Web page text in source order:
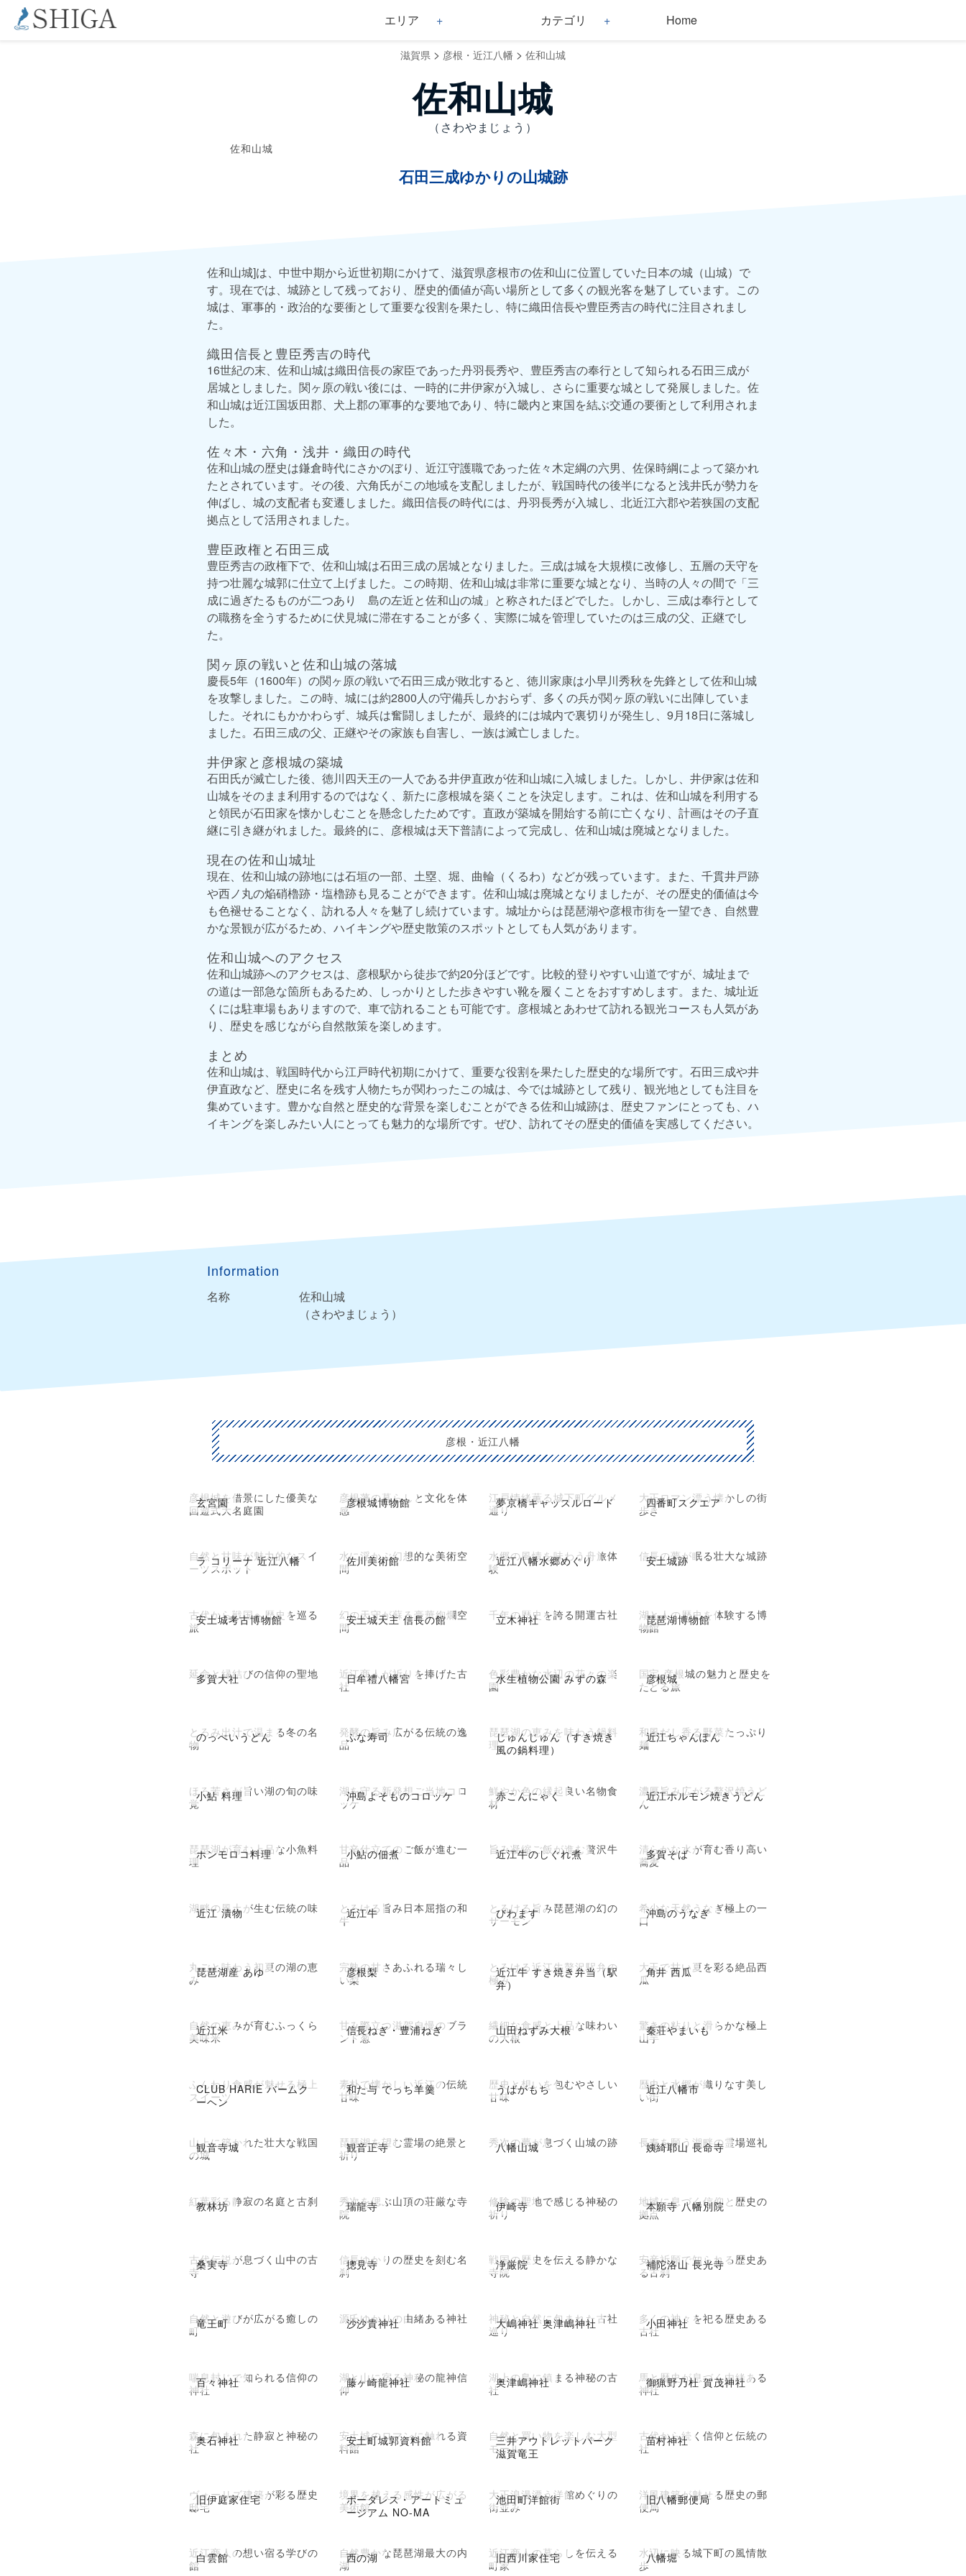
エリア カテゴリ Home
滋賀県 > 彦根・近江八幡 > 佐和山城
佐和山城
（さわやまじょう）
佐和山城
石田三成ゆかりの山城跡
佐和山城]は、中世中期から近世初期にかけて、滋賀県彦根市の佐和山に位置していた日本の城（山城）で
す。現在では、城跡として残っており、歴史的価値が高い場所として多くの観光客を魅了しています。この
城は、軍事的・政治的な要衝として重要な役割を果たし、特に織田信長や豊臣秀吉の時代に注目されまし
た。
織田信長と豊臣秀吉の時代
16世紀の末、佐和山城は織田信長の家臣であった丹羽長秀や、豊臣秀吉の奉行として知られる石田三成が
居城としました。関ヶ原の戦い後には、一時的に井伊家が入城し、さらに重要な城として発展しました。佐
和山城は近江国坂田郡、犬上郡の軍事的な要地であり、特に畿内と東国を結ぶ交通の要衝として利用されま
した。
佐々木・六角・浅井・織田の時代
佐和山城の歴史は鎌倉時代にさかのぼり、近江守護職であった佐々木定綱の六男、佐保時綱によって築かれ
たとされています。その後、六角氏がこの地域を支配しましたが、戦国時代の後半になると浅井氏が勢力を
伸ばし、城の支配者も変遷しました。織田信長の時代には、丹羽長秀が入城し、北近江六郡や若狭国の支配
拠点として活用されました。
豊臣政権と石田三成
豊臣秀吉の政権下で、佐和山城は石田三成の居城となりました。三成は城を大規模に改修し、五層の天守を
持つ壮麗な城郭に仕立て上げました。この時期、佐和山城は非常に重要な城となり、当時の人々の間で「三
成に過ぎたるものが二つあり 島の左近と佐和山の城」と称されたほどでした。しかし、三成は奉行として
の職務を全うするために伏見城に滞在することが多く、実際に城を管理していたのは三成の父、正継でし
た。
関ヶ原の戦いと佐和山城の落城
慶長5年（1600年）の関ヶ原の戦いで石田三成が敗北すると、徳川家康は小早川秀秋を先鋒として佐和山城
を攻撃しました。この時、城には約2800人の守備兵しかおらず、多くの兵が関ヶ原の戦いに出陣していま
した。それにもかかわらず、城兵は奮闘しましたが、最終的には城内で裏切りが発生し、9月18日に落城し
ました。石田三成の父、正継やその家族も自害し、一族は滅亡しました。
井伊家と彦根城の築城
石田氏が滅亡した後、徳川四天王の一人である井伊直政が佐和山城に入城しました。しかし、井伊家は佐和
山城をそのまま利用するのではなく、新たに彦根城を築くことを決定します。これは、佐和山城を利用する
と領民が石田家を懐かしむことを懸念したためです。直政が築城を開始する前に亡くなり、計画はその子直
継に引き継がれました。最終的に、彦根城は天下普請によって完成し、佐和山城は廃城となりました。
現在の佐和山城址
現在、佐和山城の跡地には石垣の一部、土塁、堀、曲輪（くるわ）などが残っています。また、千貫井戸跡
や西ノ丸の焔硝櫓跡・塩櫓跡も見ることができます。佐和山城は廃城となりましたが、その歴史的価値は今
も色褪せることなく、訪れる人々を魅了し続けています。城址からは琵琶湖や彦根市街を一望でき、自然豊
かな景観が広がるため、ハイキングや歴史散策のスポットとしても人気があります。
佐和山城へのアクセス
佐和山城跡へのアクセスは、彦根駅から徒歩で約20分ほどです。比較的登りやすい山道ですが、城址まで
の道は一部急な箇所もあるため、しっかりとした歩きやすい靴を履くことをおすすめします。また、城址近
くには駐車場もありますので、車で訪れることも可能です。彦根城とあわせて訪れる観光コースも人気があ
り、歴史を感じながら自然散策を楽しめます。
まとめ
佐和山城は、戦国時代から江戸時代初期にかけて、重要な役割を果たした歴史的な場所です。石田三成や井
伊直政など、歴史に名を残す人物たちが関わったこの城は、今では城跡として残り、観光地としても注目を
集めています。豊かな自然と歴史的な背景を楽しむことができる佐和山城跡は、歴史ファンにとっても、ハ
イキングを楽しみたい人にとっても魅力的な場所です。ぜひ、訪れてその歴史的価値を実感してください。
Information
名称
佐和山城
（さわやまじょう）
彦根・近江八幡
玄宮園
彦根城を借景にした優美な
回遊式大名庭園
彦根城博物館
彦根藩の暮らしと文化を体
感
夢京橋キャッスルロード
江戸情緒薫る城下町グルメ
通り
四番町スクエア
大正ロマン漂う懐かしの街
歩き
ラ コリーナ 近江八幡
自然と甘味が魅力的なスイ
ーツスポット
佐川美術館
水に浮かぶ幻想的な美術空
間
近江八幡水郷めぐり
水郷の風情を味わう舟旅体
験
安土城跡
信長の夢が眠る壮大な城跡
安土城考古博物館
古代から戦国へ歴史を巡る
旅
安土城天主 信長の館
幻の天守が蘇る豪華絢爛空
間
立木神社
千年の歴史を誇る開運古社 琵琶湖博物館
湖と人の歴史を体験する博
物館
多賀大社
延命と縁結びの信仰の聖地 日牟禮八幡宮
近江商人が祈りを捧げた古
社
水生植物公園 みずの森
色彩豊かな水辺の花々の楽
園
彦根城
国宝 彦根城の魅力と歴史を
たどる旅
のっぺいうどん
とろみ出汁で温まる冬の名
物
ふな寿司
発酵の旨み広がる伝統の逸
品
じゅんじゅん（すき焼き
風の鍋料理）
琵琶湖の恵みを味わう鍋料
理
近江ちゃんぽん
和風だし香る野菜たっぷり
麺
小鮎 料理
ほろ苦さが旨い湖の旬の味
覚
沖島よそものコロッケ
湖を守る新発想ご当地コロ
ッケ
赤こんにゃく
鮮やか色の縁起良い名物食
材
近江ホルモン焼きうどん
濃厚旨み広がる贅沢焼うど
ん
ホンモロコ料理
琵琶湖が育む上品な小魚料
理
小鮎の佃煮
甘辛仕立てのご飯が進む一
品
近江牛のしぐれ煮
旨み凝縮ご飯が進む贅沢牛 多賀そば
清らかな水が育む香り高い
蕎麦
近江 漬物
湖畔の風土が生む伝統の味 近江牛
とろける旨み日本屈指の和
牛
びわます
とろける旨み琵琶湖の幻の
サーモン
沖島のうなぎ
希少な天然うなぎ極上の一
口
琵琶湖産 あゆ
丸ごと味わう初夏の湖の恵
み
彦根梨
完熟の甘さあふれる瑞々し
い梨
近江牛 すき焼き弁当（駅
弁）
とろける近江牛贅沢駅弁の
極み
角井 西瓜
大玉で甘い夏を彩る絶品西
瓜
近江米
自然の恵みが育むふっくら
美味米
信長ねぎ・豊浦ねぎ
甘み際立つ滋賀自慢のブラ
ンド葱
山田ねずみ大根
繊細な食感と上品な味わい
の大根
秦荘やまいも
驚きの粘りと滑らかな極上
山芋
CLUB HARIE バームク
ーヘン
ふんわり食感が魅せる極上
スイーツ
和た与 でっち羊羹
素朴で懐かしい近江の伝統
甘味
うばがもち
歴史と想いを包むやさしい
甘味
近江八幡市
歴史と水郷が織りなす美し
い街
観音寺城
山上に築かれた壮大な戦国
の城
観音正寺
琵琶湖を望む霊場の絶景と
祈り
八幡山城
秀次の夢が息づく山城の跡 姨綺耶山 長命寺
長寿を願う湖畔の霊場巡礼
教林坊
紅葉彩る静寂の名庭と古刹 瑞龍寺
秀次を偲ぶ山頂の荘厳な寺
院
伊崎寺
修験の聖地で感じる神秘の
祈り
本願寺 八幡別院
地域に息づく信仰と歴史の
拠点
桑実寺
古代伝説が息づく山中の古
寺
摠見寺
信長ゆかりの歴史を刻む名
刹
浄厳院
戦国の歴史を伝える静かな
寺院
補陀洛山 長光寺
安産祈願で知られる歴史あ
る古刹
竜王町
自然と遊びが広がる癒しの
町
沙沙貴神社
源氏ゆかりの由緒ある神社 大嶋神社 奥津嶋神社
神秘と自然に包まれた古社
巡り
小田神社
多くの神々を祀る歴史ある
古社
百々神社
喘息封じで知られる信仰の
神社
藤ヶ崎龍神社
湖と山に宿る神秘の龍神信
仰
奥津嶋神社
湖上の島に鎮まる神秘の古
社
御猟野乃杜 賀茂神社
馬と歴史が息づく由緒ある
神社
奥石神社
森に包まれた静寂と神秘の
社
安土町城郭資料館
安土城のロマンに触れる資
料館
三井アウトレットパーク
滋賀竜王
自然と買い物を楽しむ大型
モール
苗村神社
古代から続く信仰と伝統の
社
旧伊庭家住宅
ヴォーリズ建築が彩る歴史
邸宅
ボーダレス・アートミュ
ージアム NO-MA
境界を越える感性が広がる
美術館
池田町洋館街
大正浪漫漂う洋館めぐりの
街並み
旧八幡郵便局
洋風建築が魅せる歴史の郵
便局
白雲館
近江商人の想い宿る学びの
館
西の湖
自然豊かな琵琶湖最大の内
湖
旧西川家住宅
近江商人の暮らしを伝える
町家
八幡堀
水辺に映る城下町の風情散
歩